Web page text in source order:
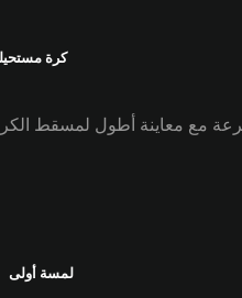
كرة
مع معاينة أطول لمسقط
لمسة أولى